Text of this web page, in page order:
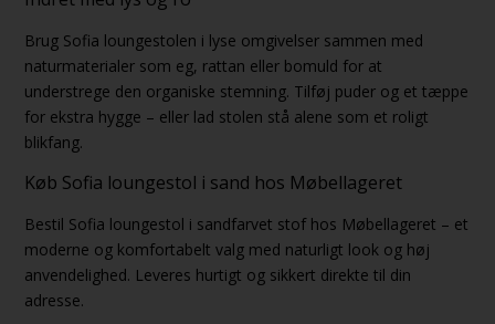
Brug Sofia loungestolen i lyse omgivelser sammen med
naturmaterialer som eg, rattan eller bomuld for at
understrege den organiske stemning. Tilføj puder og et tæppe
for ekstra hygge – eller lad stolen stå alene som et roligt
blikfang.
Køb Sofia loungestol i sand hos Møbellageret
Bestil Sofia loungestol i sandfarvet stof hos Møbellageret – et
moderne og komfortabelt valg med naturligt look og høj
anvendelighed. Leveres hurtigt og sikkert direkte til din
adresse.